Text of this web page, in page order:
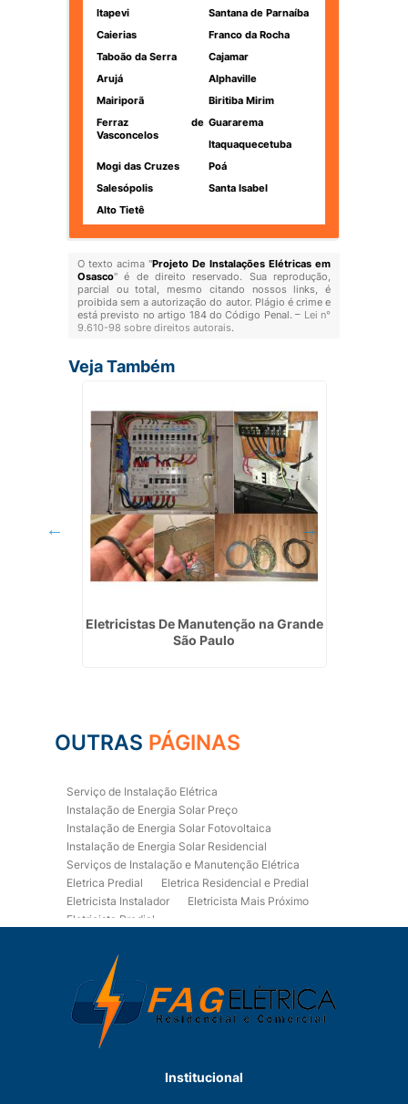
Itapevi
Santana de Parnaíba
Caierias
Franco da Rocha
Taboão da Serra
Cajamar
Arujá
Alphaville
Mairiporã
Biritiba Mirim
Ferraz de
Vasconcelos
Guararema
Itaquaquecetuba
Mogi das Cruzes
Poá
Salesópolis
Santa Isabel
Alto Tietê
O texto acima "Projeto De Instalações Elétricas em
Osasco" é de direito reservado. Sua reprodução,
parcial ou total, mesmo citando nossos links, é
proibida sem a autorização do autor. Plágio é crime e
está previsto no artigo 184 do Código Penal. – Lei n°
9.610-98 sobre direitos autorais.
Veja Também
Eletricistas De Manutenção na Grande
São Paulo
OUTRAS PÁGINAS
Serviço de Instalação Elétrica
Instalação de Energia Solar Preço
Instalação de Energia Solar Fotovoltaica
Instalação de Energia Solar Residencial
Serviços de Instalação e Manutenção Elétrica
Eletrica Predial
Eletrica Residencial e Predial
Eletricista Instalador
Eletricista Mais Próximo
Eletricista Predial
Eletricista Residencial
Eletricista Residencial E Predial
Eletricistas de Manutenção
Empresa de Instalações Elétricas
Empresa de Manutenção Eletrica
Empresa de Prestação de Serviços Eletricos
Fiação para Instalação Eletrica Residencial
Institucional